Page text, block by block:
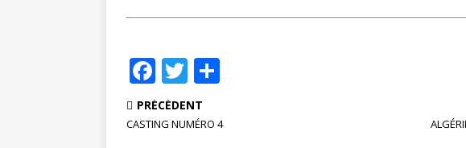
F
a
c
T
w
it ta
PRÉCÉDENT
CASTING NUMÉRO 4